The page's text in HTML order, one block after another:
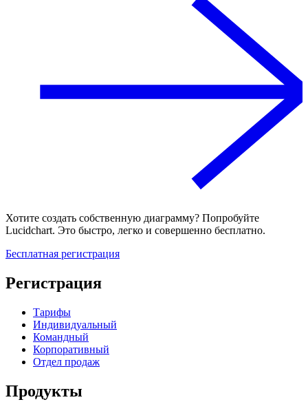
Хотите создать собственную диаграмму? Попробуйте
Lucidchart. Это быстро, легко и совершенно бесплатно.
Бесплатная регистрация
Регистрация
Тарифы
Индивидуальный
Командный
Корпоративный
Отдел продаж
Продукты